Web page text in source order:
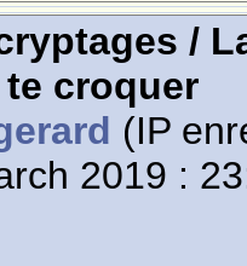
/
croquer
(IP
2019 :